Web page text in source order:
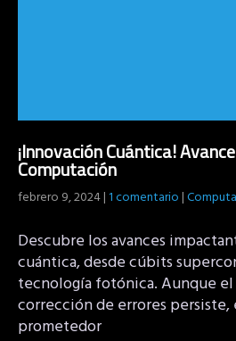
¡Innovación Cuántica!
Computación
febrero 9, 2024|1 comentario|
Descubre los avances
cuántica, desde cúbits
tecnología fotónica. Aunque
corrección de errores
prometedor